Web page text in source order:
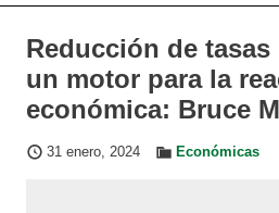
Reducción de
un motor para la
económica: Bruce
31 enero, 2024 Económicas